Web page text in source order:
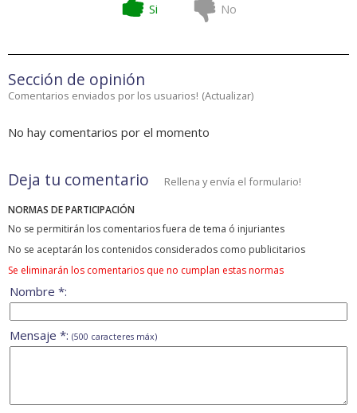
Si No
Sección de opinión
Comentarios enviados por los usuarios! (Actualizar)
No hay comentarios por el momento
Deja tu comentario Rellena y envía el formulario!
NORMAS DE PARTICIPACIÓN
No se permitirán los comentarios fuera de tema ó injuriantes
No se aceptarán los contenidos considerados como publicitarios
Se eliminarán los comentarios que no cumplan estas normas
Nombre *:
Mensaje *: (500 caracteres máx)